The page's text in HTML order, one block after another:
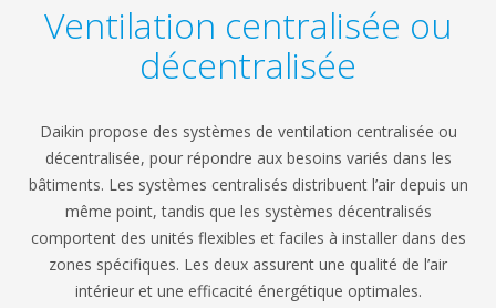
Ventilation centralisée ou
décentralisée
Daikin propose des systèmes de ventilation centralisée ou
décentralisée, pour répondre aux besoins variés dans les
bâtiments. Les systèmes centralisés distribuent l’air depuis un
même point, tandis que les systèmes décentralisés
comportent des unités flexibles et faciles à installer dans des
zones spécifiques. Les deux assurent une qualité de l’air
intérieur et une efficacité énergétique optimales.